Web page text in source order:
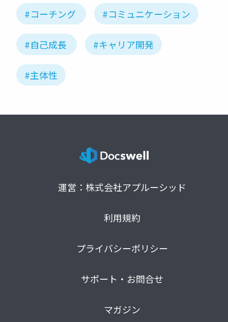
#コーチング #コミュニケーション
#自己成長 #キャリア開発
#主体性
運営：株式会社アプルーシッド
利用規約
プライバシーポリシー
サポート・お問合せ
マガジン